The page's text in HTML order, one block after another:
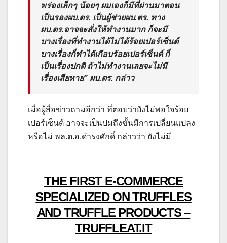
พร่องเล็กๆ น้อยๆ ผมเองก็มีที่ผ่านมาตอน
เป็นรองผบ.ตร. เป็นผู้ช่วยผบ.ตร. ทาง
ผบ.ตร.อาจจะสั่งให้ทำงานมาก ก็จะมี
บางเรื่องที่ทำงานได้ไม่ได้ร้อยเปอร์เซ็นต์
บางเรื่องก็ทำได้เกือบร้อยเปอร์เซ็นต์ ก็
เป็นเรื่องปกติ ถ้าไม่ทำงานเลยจะไม่มี
เรื่องเสียหาย” ผบ.ตร. กล่าว
เมื่อผู้สื่อข่าวถามอีกว่า ที่ตอบว่ายังไม่พอใจร้อย
เปอร์เซ็นต์ อาจจะเป็นปมถึงขั้นมีการเปลี่ยนแปลง
หรือไม่ พล.ต.อ.ดำรงศักดิ์ กล่าวว่า ยังไม่มี
THE FIRST E-COMMERCE
SPECIALIZED ON TRUFFLES
AND TRUFFLE PRODUCTS –
TRUFFLEAT.IT